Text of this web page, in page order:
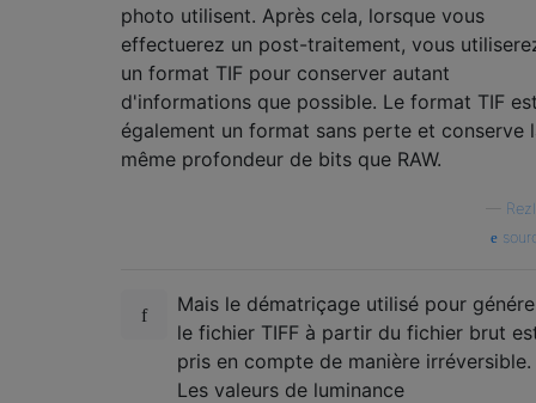
photo utilisent. Après cela, lorsque vous
effectuerez un post-traitement, vous
un format TIF pour conserver autant
d'informations que possible. Le format TIF
également un format sans perte et conserve
même profondeur de bits que RAW.
Mais le dématriçage utilisé pour
le fichier TIFF à partir du fichier brut
pris en compte de manière irréversible.
Les valeurs de luminance